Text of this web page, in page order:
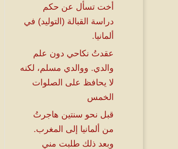
أخت تسأل عن حكم
دراسة القبالة (التوليد) في
ألمانيا.
عقدتُ نكاحي دون علم
والدي. ووالدي مسلم، لكنه
لا يحافظ على الصلوات
الخمس
قبل نحو سنتين هاجرتُ
من ألمانيا إلى المغرب.
وبعد ذلك طلبت مني